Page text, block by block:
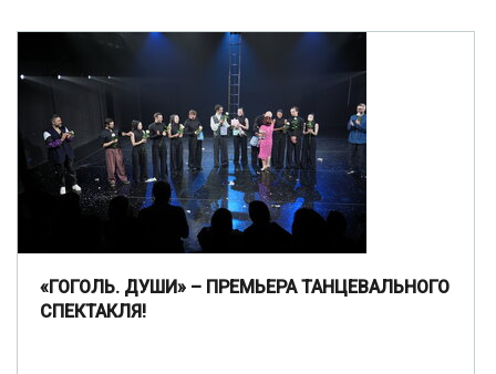
«ГОГОЛЬ. ДУШИ» – ПРЕМЬЕРА ТАНЦЕВАЛЬНОГО
СПЕКТАКЛЯ!